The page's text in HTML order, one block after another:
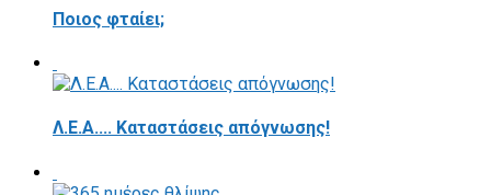
Ποιος φταίει;
Λ.Ε.Α.... Καταστάσεις απόγνωσης!